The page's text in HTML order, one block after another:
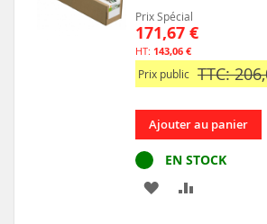
Prix Spécial
171,67 €
143,06 €
Prix public TTC:
Ajouter au panier
EN STOCK
AJOUTER